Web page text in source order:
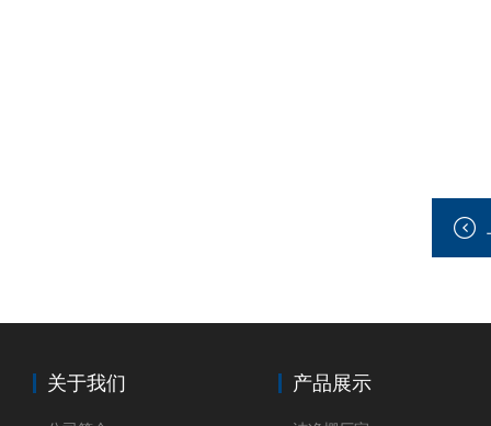
关于我们 产品展示